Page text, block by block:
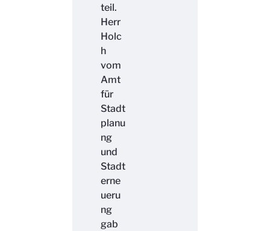
teil.
Herr
Holc
h
vom
Amt
für
Stadt
planu
ng
und
Stadt
erne
ueru
ng
gab